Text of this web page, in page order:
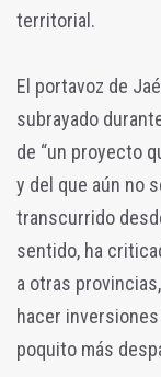
territorial.
El portavoz de
subrayado
de “un proyecto
y del que aún no
transcurrido
sentido, ha
a otras
hacer
poquito más